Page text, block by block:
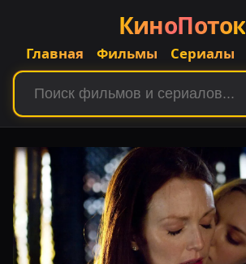
КиноПоток
Главная Фильмы Сериалы